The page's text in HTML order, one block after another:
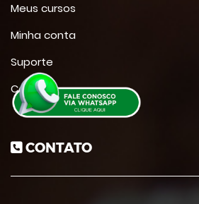
Meus cursos
Minha conta
Suporte
Contato
CONTATO